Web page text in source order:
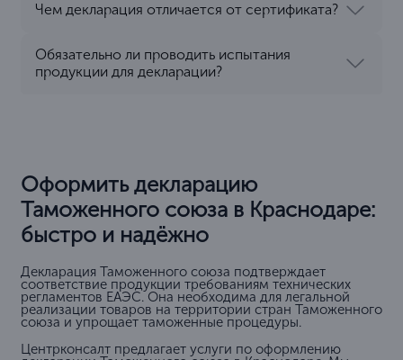
Чем декларация отличается от сертификата?
Обязательно ли проводить испытания
продукции для декларации?
Оформить декларацию
Таможенного союза в Краснодаре:
быстро и надёжно
Декларация Таможенного союза подтверждает
соответствие продукции требованиям технических
регламентов ЕАЭС. Она необходима для легальной
реализации товаров на территории стран Таможенного
союза и упрощает таможенные процедуры.
Центрконсалт предлагает услуги по оформлению